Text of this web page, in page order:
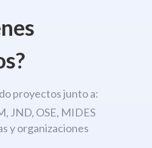
proyectos junto a:
JND, OSE, MIDES
y organizaciones